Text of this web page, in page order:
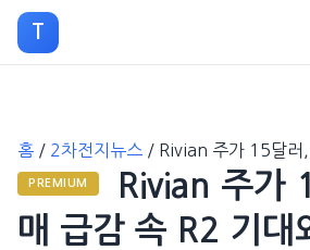
T
홈 / 2차전지뉴스 / Rivian 주가 15달
PREMIUM
Rivian 주가
매 급감 속 R2 기대